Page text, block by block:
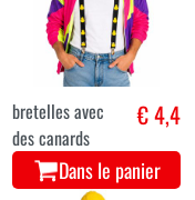
bretelles avec
des canards
€ 4,4
Dans le panier